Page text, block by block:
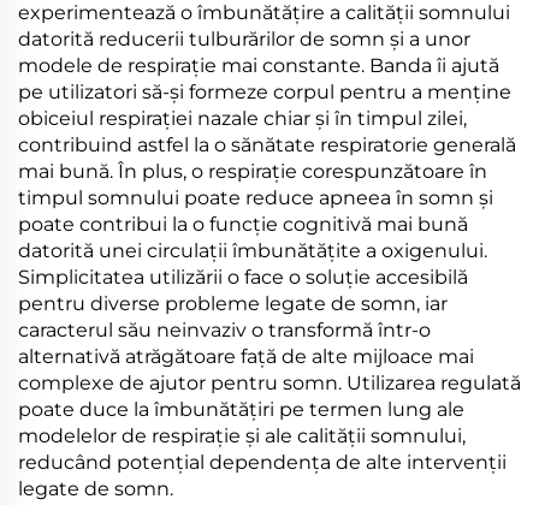
experimentează o îmbunătățire a calității somnului
datorită reducerii tulburărilor de somn și a unor
modele de respirație mai constante. Banda îi ajută
pe utilizatori să-și formeze corpul pentru a menține
obiceiul respirației nazale chiar și în timpul zilei,
contribuind astfel la o sănătate respiratorie generală
mai bună. În plus, o respirație corespunzătoare în
timpul somnului poate reduce apneea în somn și
poate contribui la o funcție cognitivă mai bună
datorită unei circulații îmbunătățite a oxigenului.
Simplicitatea utilizării o face o soluție accesibilă
pentru diverse probleme legate de somn, iar
caracterul său neinvaziv o transformă într-o
alternativă atrăgătoare față de alte mijloace mai
complexe de ajutor pentru somn. Utilizarea regulată
poate duce la îmbunătățiri pe termen lung ale
modelelor de respirație și ale calității somnului,
reducând potențial dependența de alte intervenții
legate de somn.